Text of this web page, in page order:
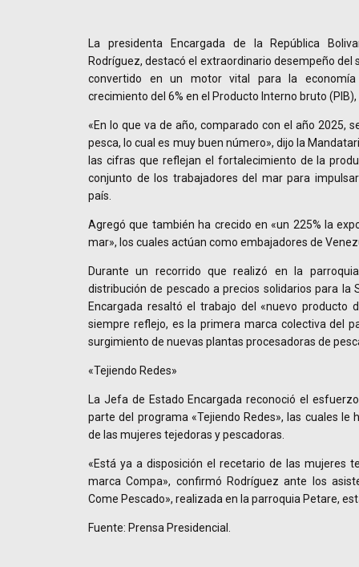
La presidenta Encargada de la República
Rodríguez, destacó el extraordinario desempeño del
convertido en un motor vital para la
crecimiento del 6% en el Producto Interno bruto
«En lo que va de año, comparado con el año 2025,
pesca, lo cual es muy buen número», dijo la
las cifras que reflejan el fortalecimiento de la
conjunto de los trabajadores del mar para
país.
Agregó que también ha crecido en «un 225% la
mar», los cuales actúan como embajadores de
Durante un recorrido que realizó en la
distribución de pescado a precios solidarios para la
Encargada resaltó el trabajo del «nuevo producto
siempre reflejo, es la primera marca colectiva del
surgimiento de nuevas plantas procesadoras de
«Tejiendo Redes»
La Jefa de Estado Encargada reconoció el
parte del programa «Tejiendo Redes», las cuales le
de las mujeres tejedoras y pescadoras.
«Está ya a disposición el recetario de las mujeres
marca Compa», confirmó Rodríguez ante los
Come Pescado», realizada en la parroquia Petare,
Fuente: Prensa Presidencial.